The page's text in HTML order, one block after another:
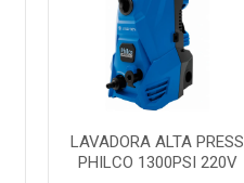
LAVADORA ALTA PRESS
PHILCO 1300PSI 220V